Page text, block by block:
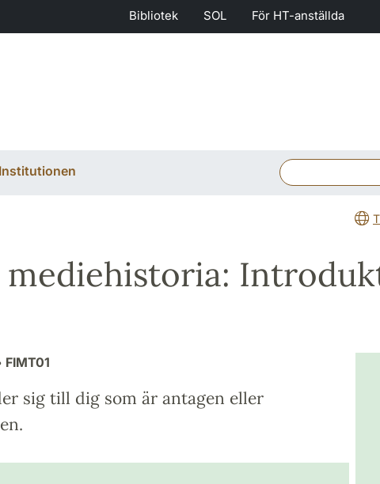
Bibliotek SOL För HT-anställda
Institutionen
FIMT01
sig till dig som är antagen eller